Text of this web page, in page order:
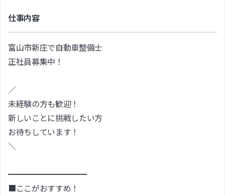
仕事内容
富山市新庄で自動車整備士
正社員募集中！
／
未経験の方も歓迎！
新しいことに挑戦したい方
お待ちしています！
＼
━━━━━━━━━━
■ここがおすすめ！